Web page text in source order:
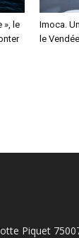
», le
Imoca.
le
Piquet